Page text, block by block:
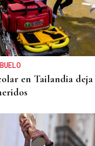
en Tailandia deja